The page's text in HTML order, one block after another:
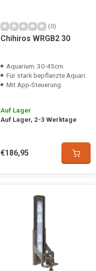
(0)
Chihiros WRGB2 30
Aquarium: 30-45cm
Für stark bepflanzte Aquarien
Mit App-Steuerung
Auf Lager
Auf Lager, 2-3 Werktage
€186,95